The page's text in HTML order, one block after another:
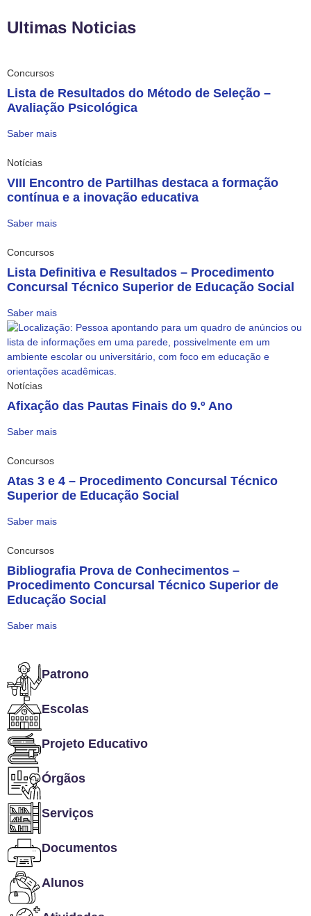
Ultimas Noticias
Concursos
Lista de Resultados do Método de Seleção –
Avaliação Psicológica
Saber mais
Notícias
VIII Encontro de Partilhas destaca a formação
contínua e a inovação educativa
Saber mais
Concursos
Lista Definitiva e Resultados – Procedimento
Concursal Técnico Superior de Educação Social
Saber mais
Notícias
Afixação das Pautas Finais do 9.º Ano
Saber mais
Concursos
Atas 3 e 4 – Procedimento Concursal Técnico
Superior de Educação Social
Saber mais
Concursos
Bibliografia Prova de Conhecimentos –
Procedimento Concursal Técnico Superior de
Educação Social
Saber mais
Patrono
Escolas
Projeto Educativo
Órgãos
Serviços
Documentos
Alunos